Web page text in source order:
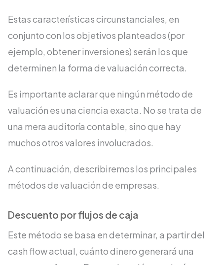
Estas características circunstanciales, en
conjunto con los objetivos planteados (por
ejemplo, obtener inversiones) serán los que
determinen la forma de valuación correcta.
Es importante aclarar que ningún método de
valuación es una ciencia exacta. No se trata de
una mera auditoría contable, sino que hay
muchos otros valores involucrados.
A continuación, describiremos los principales
métodos de valuación de empresas.
Descuento por flujos de caja
Este método se basa en determinar, a partir del
cash flow actual, cuánto dinero generará una